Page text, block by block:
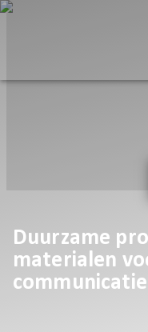
Duurzame
materialen
communicatie